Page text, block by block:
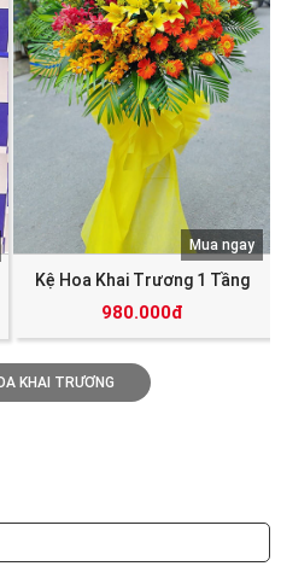
Kệ Hoa Khai Trương 1 Tầng
980.000đ
Mua ngay
KHAI TRƯƠNG